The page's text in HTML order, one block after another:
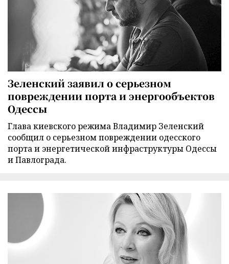
Зеленский заявил о серьезном
повреждении порта и энергообъектов
Одессы
Глава киевского режима Владимир Зеленский
сообщил о серьезном повреждении одесского
порта и энергетической инфраструктуры Одессы
и Павлограда.